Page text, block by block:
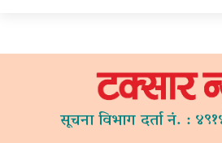
सूचना विभाग दर्ता नं. :